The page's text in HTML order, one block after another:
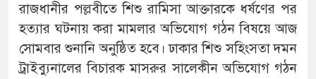
রাজধানীর পল্লবীতে শিশু রামিসা আক্তারকে ধর্ষণের পর
হত্যার ঘটনায় করা মামলার অভিযোগ গঠন বিষয়ে আজ
সোমবার শুনানি অনুষ্ঠিত হবে। ঢাকার শিশু সহিংসতা দমন
ট্রাইব্যুনালের বিচারক মাসরুর সালেকীন অভিযোগ গঠন